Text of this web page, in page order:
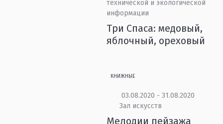
технической и экологической
информации
Три Спаса: медовый,
яблочный, ореховый
КНИЖНЫЕ
03.08.2020 - 31.08.2020
Зал искусств
Мелодии пейзажа